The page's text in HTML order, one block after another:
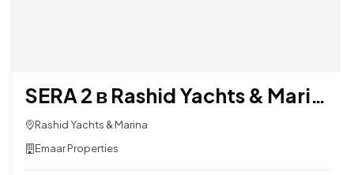
SERA 2 в Rashid Yachts & Marina
Rashid Yachts & Marina
Emaar Properties